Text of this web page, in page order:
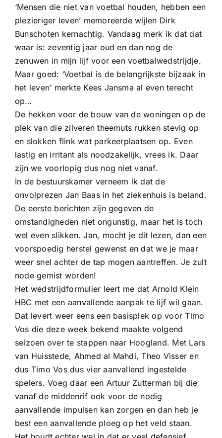
‘Mensen die niet van voetbal houden, hebben een
plezieriger leven’ memoreerde wijlen Dirk
Bunschoten kernachtig. Vandaag merk ik dat dat
waar is: zeventig jaar oud en dan nog de
zenuwen in mijn lijf voor een voetbalwedstrijdje.
Maar goed: ‘Voetbal is de belangrijkste bijzaak in
het leven’ merkte Kees Jansma al even terecht
op…
De hekken voor de bouw van de woningen op de
plek van die zilveren theemuts rukken stevig op
en slokken flink wat parkeerplaatsen op. Even
lastig en irritant als noodzakelijk, vrees ik. Daar
zijn we voorlopig dus nog niet vanaf.
In de bestuurskamer verneem ik dat de
onvolprezen Jan Baas in het ziekenhuis is beland.
De eerste berichten zijn gegeven de
omstandigheden niet ongunstig, maar het is toch
wel even slikken. Jan, mocht je dit lezen, dan een
voorspoedig herstel gewenst en dat we je maar
weer snel achter de tap mogen aantreffen. Je zult
node gemist worden!
Het wedstrijdformulier leert me dat Arnold Klein
HBC met een aanvallende aanpak te lijf wil gaan.
Dat levert weer eens een basisplek op voor Timo
Vos die deze week bekend maakte volgend
seizoen over te stappen naar Hoogland. Met Lars
van Huisstede, Ahmed al Mahdi, Theo Visser en
dus Timo Vos dus vier aanvallend ingestelde
spelers. Voeg daar een Artuur Zutterman bij die
vanaf de middenrif ook voor de nodig
aanvallende impulsen kan zorgen en dan heb je
best een aanvallende ploeg op het veld staan.